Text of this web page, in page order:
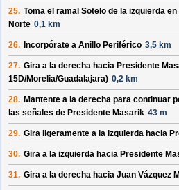
25. Toma el ramal Sotelo de la izquierda en
Norte 0,1 km
26. Incorpórate a Anillo Periférico 3,5 km
27. Gira a la derecha hacia Presidente
15D/Morelia/Guadalajara) 0,2 km
28. Mantente a la derecha para continuar
las señales de Presidente Masarik 43 m
29. Gira ligeramente a la izquierda hacia
30. Gira a la izquierda hacia Presidente
31. Gira a la derecha hacia Juan Vázquez